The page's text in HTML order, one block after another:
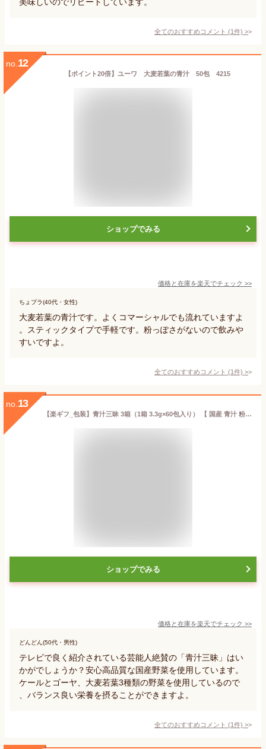
全てのおすすめコメント (1件) >
no. 12
【ポイント20倍】ユーワ 大麦若葉の青汁 50包 4215
ショップでみる
価格と在庫を楽天でチェック >>
ちょプラ(40代・女性)
大麦若葉の青汁です。よくコマーシャルでも流れていますよ
。スティックタイプで手軽です。粉っぽさがないので飲みや
すいですよ。
全てのおすすめコメント (1件) >
no. 13
【楽ギフ_包装】青汁三昧 3箱（1箱 3.3g×60包入り） 【 国産 青汁 粉末 おいしい 安い 健康食品 抹茶味 ビタミンC 大麦若葉 ケール ゴーヤー テレビ】 【tv-ya_dl】
ショップでみる
価格と在庫を楽天でチェック >>
どんどん(50代・男性)
テレビで良く紹介されている芸能人絶賛の「青汁三昧」はい
かがでしょうか？安心高品質な国産野菜を使用しています。
ケールとゴーヤ、大麦若葉3種類の野菜を使用しているので
、バランス良い栄養を摂ることができますよ。
全てのおすすめコメント (1件) >